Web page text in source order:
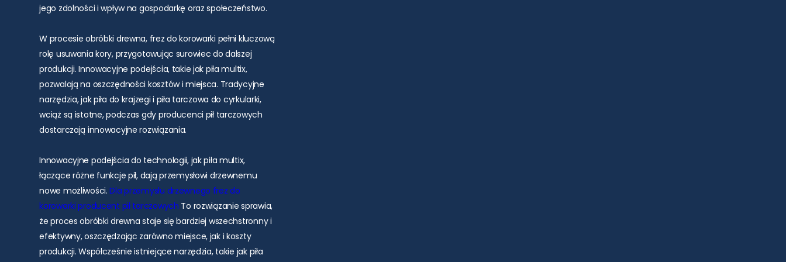
jego zdolności i wpływ na gospodarkę oraz społeczeństwo.
W procesie obróbki drewna, frez do korowarki pełni kluczową
rolę usuwania kory, przygotowując surowiec do dalszej
produkcji. Innowacyjne podejścia, takie jak piła multix,
pozwalają na oszczędności kosztów i miejsca. Tradycyjne
narzędzia, jak piła do krajzegi i piła tarczowa do cyrkularki,
wciąż są istotne, podczas gdy producenci pił tarczowych
dostarczają innowacyjne rozwiązania.
Innowacyjne podejścia do technologii, jak piła multix,
łączące różne funkcje pił, dają przemysłowi drzewnemu
nowe możliwości.Dla przemysłu drzewnego frez do
korowarki producent pił tarczowych To rozwiązanie sprawia,
że proces obróbki drewna staje się bardziej wszechstronny i
efektywny, oszczędzając zarówno miejsce, jak i koszty
produkcji. Współcześnie istniejące narzędzia, takie jak piła